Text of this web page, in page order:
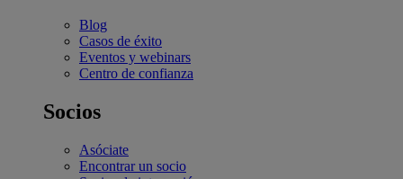
Blog
Casos de éxito
Eventos y webinars
Centro de confianza
Socios
Asóciate
Encontrar un socio